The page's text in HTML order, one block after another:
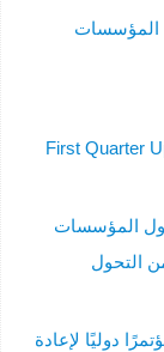
المؤسسات
First Quarter
المؤسسات
التحول
دوليًا لإعادة